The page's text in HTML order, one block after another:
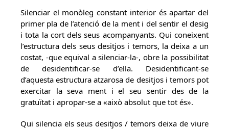
Silenciar el monòleg constant interior és apartar del
primer pla de l’atenció de la ment i del sentir el desig
i tota la cort dels seus acompanyants. Qui coneixent
l’estructura dels seus desitjos i temors, la deixa a un
costat, -que equival a silenciar-la-, obre la possibilitat
de desidentificar-se d’ella. Desidentificant-se
d’aquesta estructura atzarosa de desitjos i temors pot
exercitar la seva ment i el seu sentir des de la
gratuïtat i apropar-se a «això absolut que tot és».
Qui silencia els seus desitjos / temors deixa de viure